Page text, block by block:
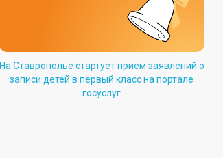
На Ставрополье стартует прием заявлений о
записи детей в первый класс на портале
госуслуг